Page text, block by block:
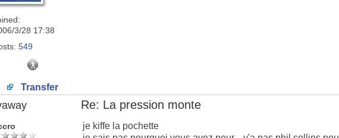
3/28 17:38
549
Transfer
Re: La pression monte
je kiffe la pochette